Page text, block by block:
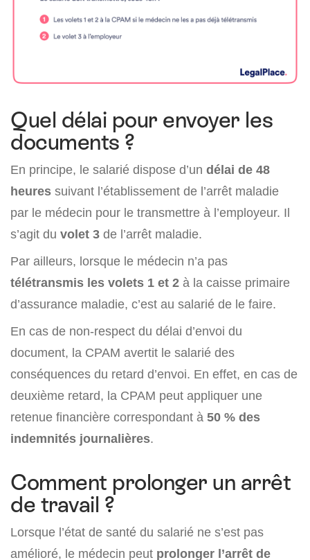
Quel délai pour envoyer les
documents ?
En principe, le salarié dispose d’un délai de 48
heures suivant l’établissement de l’arrêt maladie
par le médecin pour le transmettre à l’employeur. Il
s’agit du volet 3 de l’arrêt maladie.
Par ailleurs, lorsque le médecin n’a pas
télétransmis les volets 1 et 2 à la caisse primaire
d’assurance maladie, c’est au salarié de le faire.
En cas de non-respect du délai d’envoi du
document, la CPAM avertit le salarié des
conséquences du retard d’envoi. En effet, en cas de
deuxième retard, la CPAM peut appliquer une
retenue financière correspondant à 50 % des
indemnités journalières.
Comment prolonger un arrêt
de travail ?
Lorsque l’état de santé du salarié ne s’est pas
amélioré, le médecin peut prolonger l’arrêt de